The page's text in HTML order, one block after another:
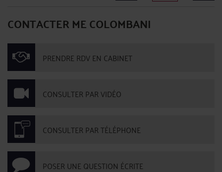
CONTACTER ME COLOMBANI
PRENDRE RDV EN CABINET
CONSULTER PAR VIDÉO
CONSULTER PAR TÉLÉPHONE
POSER UNE QUESTION ÉCRITE